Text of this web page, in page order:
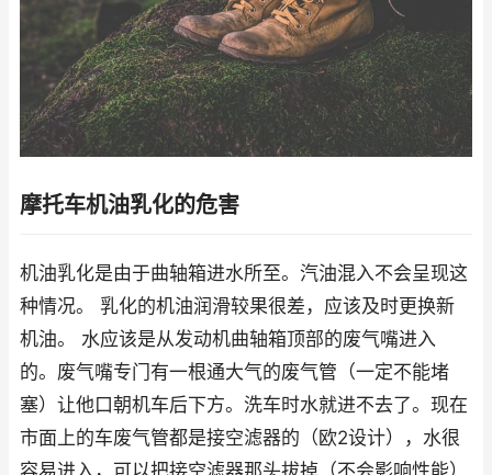
摩托车机油乳化的危害
机油乳化是由于曲轴箱进水所至。汽油混入不会呈现这
种情况。 乳化的机油润滑较果很差，应该及时更换新
机油。 水应该是从发动机曲轴箱顶部的废气嘴进入
的。废气嘴专门有一根通大气的废气管（一定不能堵
塞）让他口朝机车后下方。洗车时水就进不去了。现在
市面上的车废气管都是接空滤器的（欧2设计），水很